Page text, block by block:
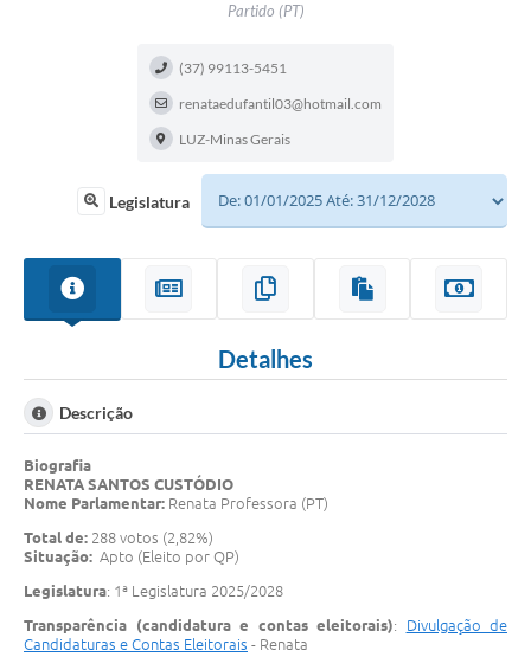
Partido (PT)
(37) 99113-5451
renataedufantil03@hotmail.com
LUZ-Minas Gerais
Legislatura
Detalhes
Descrição
Biografia
RENATA SANTOS CUSTÓDIO
Nome Parlamentar: Renata Professora (PT)
Total de: 288 votos (2,82%)
Situação: Apto (Eleito por QP)
Legislatura: 1ª Legislatura 2025/2028
Transparência (candidatura e contas eleitorais):
Divulgação de
Candidaturas e Contas Eleitorais - Renata